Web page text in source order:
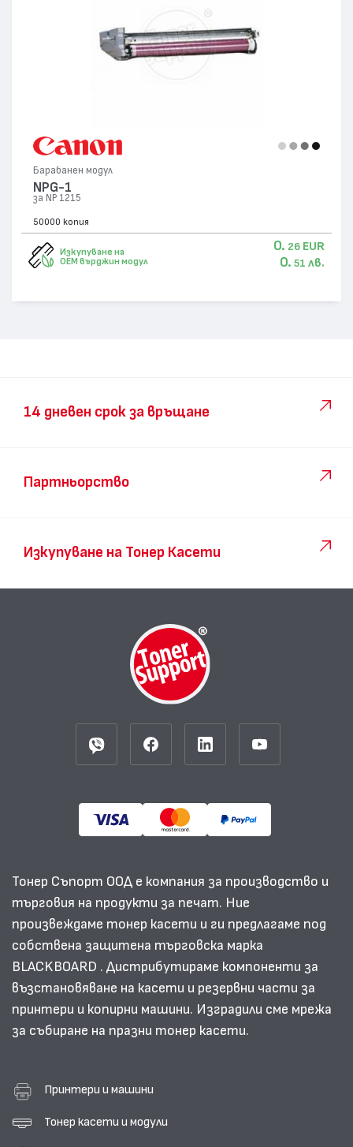
Барабанен модул
NPG-1
за NP 1215
50000 копия
Изкупуване на
OEM върджин модул
0. 26 EUR
0. 51 лв.
14 дневен срок за връщане
Партньорство
Изкупуване на Тонер Касети
Тонер Съпорт ООД е компания за производство и
търговия на продукти за печат. Ние
произвеждаме тонер касети и ги предлагаме под
собствена защитена търговска марка
BLACKBOARD . Дистрибутираме компоненти за
възстановяване на касети и резервни части за
принтери и копирни машини. Изградили сме мрежа
за събиране на празни тонер касети.
Принтери и машини
Тонер касети и модули